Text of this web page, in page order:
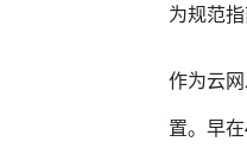
为规范
作为云
置。早